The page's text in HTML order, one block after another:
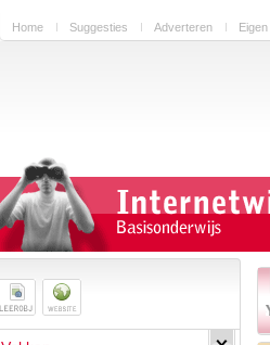
Home Suggesties Adverteren